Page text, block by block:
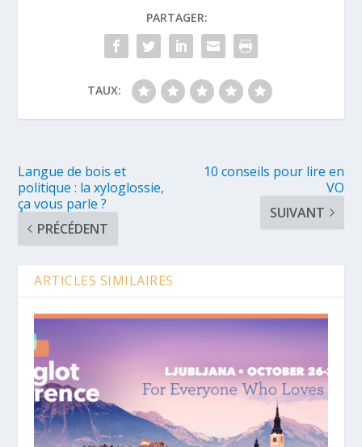
PARTAGER:
TAUX:
Langue de bois et
politique : la xyloglossie,
ça vous parle ?
PRÉCÉDENT
10 conseils pour lire en
VO
SUIVANT
ARTICLES SIMILAIRES